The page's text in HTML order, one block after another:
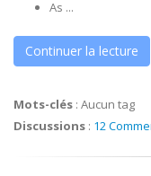
As ...
Continuer la lecture
Mots-clés : Aucun tag
Discussions : 12